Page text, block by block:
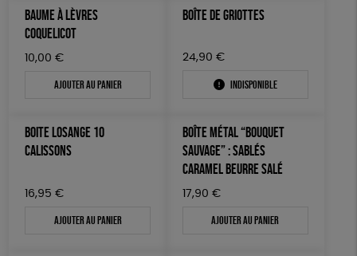
PAPETERIE
LIVRES
TOUT
Disponibilité
150 € - 200 €
Plus de 200€
Fabriqué en Espagne
Fabriqué en France Agriculture Biologique
Biodégradable FSC
BAUME À LÈVRES
COQUELICOT
10,00 €
Ajouter au panier
BOÎTE DE GRIOTTES
24,90 €
Indisponible
BOITE LOSANGE 10
CALISSONS
16,95 €
Ajouter au panier
BOÎTE MÉTAL “BOUQUET
SAUVAGE” : SABLÉS
CARAMEL BEURRE SALÉ
17,90 €
Ajouter au panier